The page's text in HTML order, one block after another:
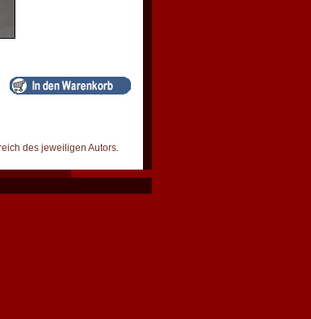
des jeweiligen Autors.